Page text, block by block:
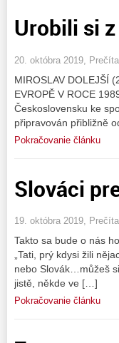
Urobili si
20. októbra 2019,
MIROSLAV DOLEJŠÍ
EVROPĚ V ROCE
Československu ke
připravován přibližně
Pokračovanie článku
Slováci
19. októbra 2019,
Takto sa bude o nás
„Tati, prý kdysi žili
nebo Slovák…můžeš
jistě, někde ve […]
Pokračovanie článku